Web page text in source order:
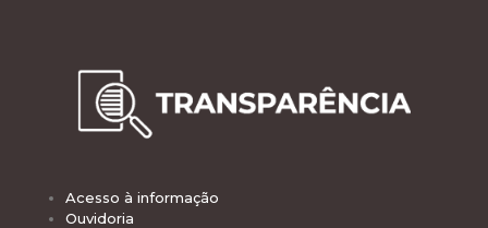
Acesso à informação
Ouvidoria